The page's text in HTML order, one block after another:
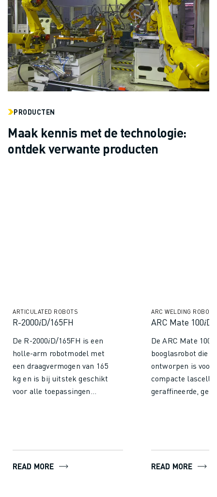
PRODUCTEN
Maak kennis met de technologie:
ontdek verwante producten
ARTICULATED ROBOTS
R-2000𝑖D/165FH
De R-2000𝑖D/165FH is een
holle-arm robotmodel met
een draagvermogen van 165
kg en is bij uitstek geschikt
voor alle toepassingen
armontwerp kunnen alle
kabels volledig intern
READ MORE
ARC WELDING ROBOTS
ARC Mate 100𝑖D
De ARC Mate
booglasrobot die
ontworpen is voor
compacte
geraffineerde,
verbeterde
Een volledig
READ MORE